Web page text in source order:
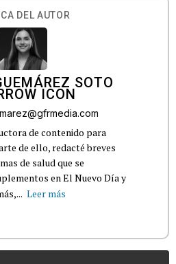
DEL AUTOR
SOTO
de contenido para
de ello, redacté breves
de salud que se
en El Nuevo Día y
Leer más